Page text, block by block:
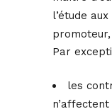
l’étude
Par
les